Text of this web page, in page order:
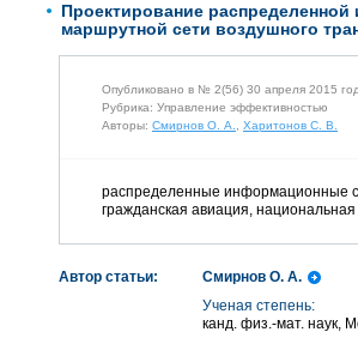
Проектирование
маршрутной сети воздушного
Опубликовано в № 2(56) 30 апреля 2015
Рубрика: Управление эффективностью
Авторы: Смирнов О. А., Харитонов С. В.
распределенные информационные
гражданская авиация,
Автор статьи:
Смирнов О. А.
Ученая степень:
канд. физ.-мат. наук,